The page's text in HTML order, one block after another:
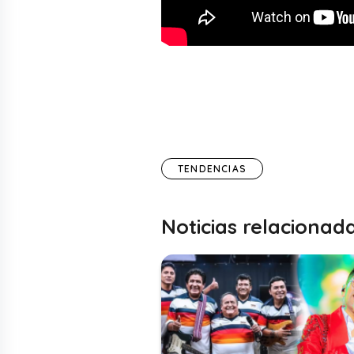
TENDENCIAS
Noticias